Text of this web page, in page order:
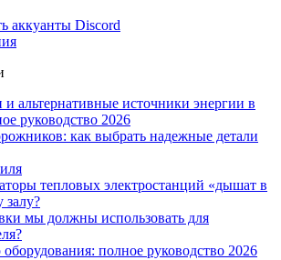
аккуанты Discord
альтернативные источники энергии в
руководство 2026
как выбрать надежные детали
тепловых электростанций «дышат в
мы должны использовать для
оборудования: полное руководство 2026